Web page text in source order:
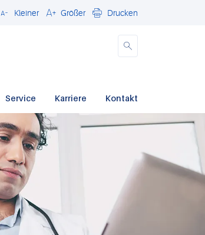
Schließen
Kleiner Größer Drucken
Service Karriere Kontakt